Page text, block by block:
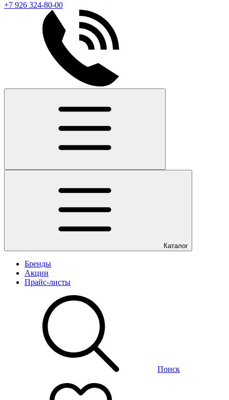
+7 926 324-80-00
Каталог
Бренды
Акции
Прайс-листы
Поиск